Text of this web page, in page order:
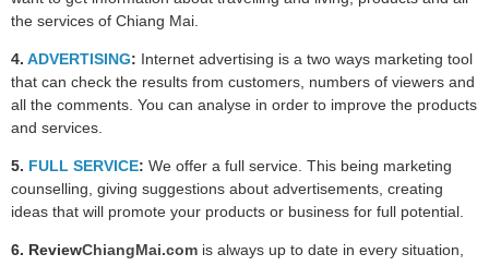
the services of Chiang Mai.
4. ADVERTISING: Internet advertising is a two ways marketing tool
that can check the results from customers, numbers of viewers and
all the comments. You can analyse in order to improve the products
and services.
5. FULL SERVICE: We offer a full service. This being marketing
counselling, giving suggestions about advertisements, creating
ideas that will promote your products or business for full potential.
6. ReviewChiangMai.com is always up to date in every situation,